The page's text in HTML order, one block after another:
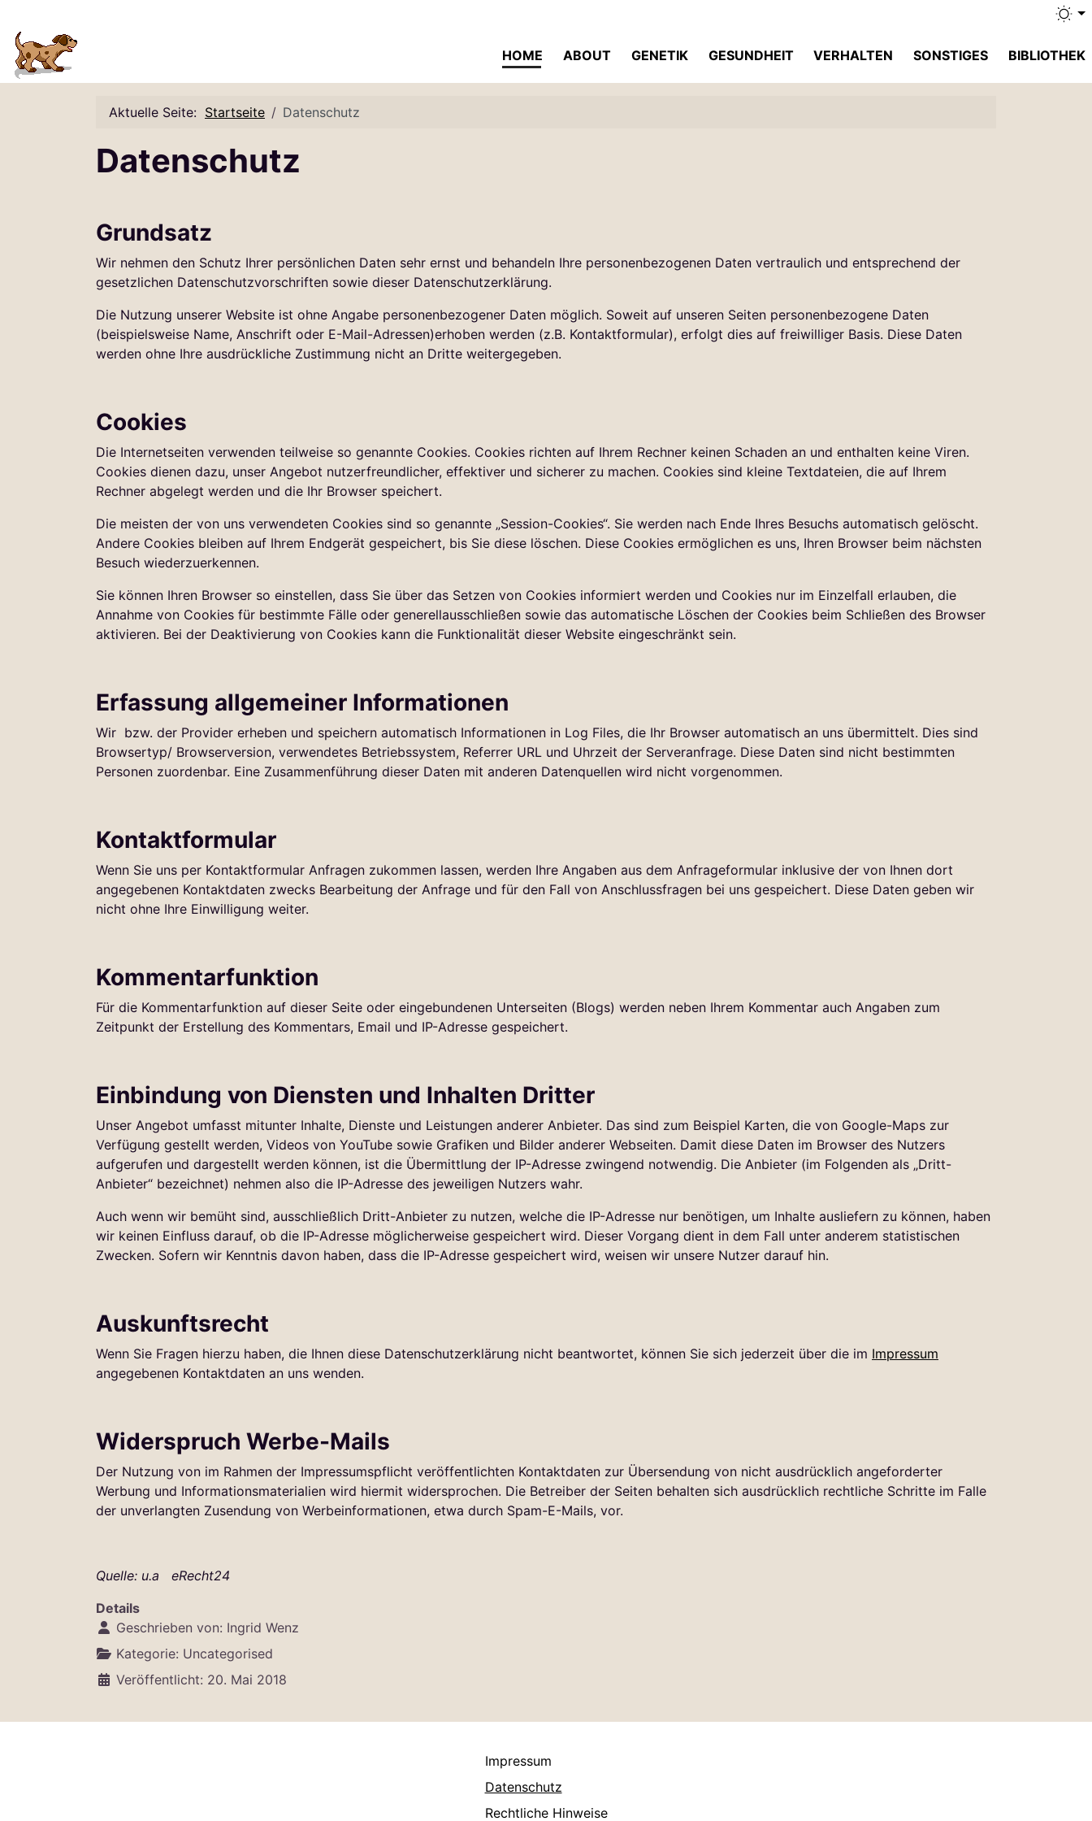
HOME ABOUT GENETIK GESUNDHEIT VERHALTEN SONSTIGES BIBLIOTHEK
Aktuelle Seite: Startseite Datenschutz
Datenschutz
Grundsatz
Wir nehmen den Schutz Ihrer persönlichen Daten sehr ernst und behandeln Ihre personenbezogenen Daten vertraulich und entsprechend der
gesetzlichen Datenschutzvorschriften sowie dieser Datenschutzerklärung.
Die Nutzung unserer Website ist ohne Angabe personenbezogener Daten möglich. Soweit auf unseren Seiten personenbezogene Daten
(beispielsweise Name, Anschrift oder E-Mail-Adressen)erhoben werden (z.B. Kontaktformular), erfolgt dies auf freiwilliger Basis. Diese Daten
werden ohne Ihre ausdrückliche Zustimmung nicht an Dritte weitergegeben.
Cookies
Die Internetseiten verwenden teilweise so genannte Cookies. Cookies richten auf Ihrem Rechner keinen Schaden an und enthalten keine Viren.
Cookies dienen dazu, unser Angebot nutzerfreundlicher, effektiver und sicherer zu machen. Cookies sind kleine Textdateien, die auf Ihrem
Rechner abgelegt werden und die Ihr Browser speichert.
Die meisten der von uns verwendeten Cookies sind so genannte „Session-Cookies“. Sie werden nach Ende Ihres Besuchs automatisch gelöscht.
Andere Cookies bleiben auf Ihrem Endgerät gespeichert, bis Sie diese löschen. Diese Cookies ermöglichen es uns, Ihren Browser beim nächsten
Besuch wiederzuerkennen.
Sie können Ihren Browser so einstellen, dass Sie über das Setzen von Cookies informiert werden und Cookies nur im Einzelfall erlauben, die
Annahme von Cookies für bestimmte Fälle oder generellausschließen sowie das automatische Löschen der Cookies beim Schließen des Browser
aktivieren. Bei der Deaktivierung von Cookies kann die Funktionalität dieser Website eingeschränkt sein.
Erfassung allgemeiner Informationen
Wir bzw. der Provider erheben und speichern automatisch Informationen in Log Files, die Ihr Browser automatisch an uns übermittelt. Dies sind
Browsertyp/ Browserversion, verwendetes Betriebssystem, Referrer URL und Uhrzeit der Serveranfrage. Diese Daten sind nicht bestimmten
Personen zuordenbar. Eine Zusammenführung dieser Daten mit anderen Datenquellen wird nicht vorgenommen.
Kontaktformular
Wenn Sie uns per Kontaktformular Anfragen zukommen lassen, werden Ihre Angaben aus dem Anfrageformular inklusive der von Ihnen dort
angegebenen Kontaktdaten zwecks Bearbeitung der Anfrage und für den Fall von Anschlussfragen bei uns gespeichert. Diese Daten geben wir
nicht ohne Ihre Einwilligung weiter.
Kommentarfunktion
Für die Kommentarfunktion auf dieser Seite oder eingebundenen Unterseiten (Blogs) werden neben Ihrem Kommentar auch Angaben zum
Zeitpunkt der Erstellung des Kommentars, Email und IP-Adresse gespeichert.
Einbindung von Diensten und Inhalten Dritter
Unser Angebot umfasst mitunter Inhalte, Dienste und Leistungen anderer Anbieter. Das sind zum Beispiel Karten, die von Google-Maps zur
Verfügung gestellt werden, Videos von YouTube sowie Grafiken und Bilder anderer Webseiten. Damit diese Daten im Browser des Nutzers
aufgerufen und dargestellt werden können, ist die Übermittlung der IP-Adresse zwingend notwendig. Die Anbieter (im Folgenden als „Dritt-
Anbieter“ bezeichnet) nehmen also die IP-Adresse des jeweiligen Nutzers wahr.
Auch wenn wir bemüht sind, ausschließlich Dritt-Anbieter zu nutzen, welche die IP-Adresse nur benötigen, um Inhalte ausliefern zu können, haben
wir keinen Einfluss darauf, ob die IP-Adresse möglicherweise gespeichert wird. Dieser Vorgang dient in dem Fall unter anderem statistischen
Zwecken. Sofern wir Kenntnis davon haben, dass die IP-Adresse gespeichert wird, weisen wir unsere Nutzer darauf hin.
Auskunftsrecht
Wenn Sie Fragen hierzu haben, die Ihnen diese Datenschutzerklärung nicht beantwortet, können Sie sich jederzeit über die im Impressum
angegebenen Kontaktdaten an uns wenden.
Widerspruch Werbe-Mails
Der Nutzung von im Rahmen der Impressumspflicht veröffentlichten Kontaktdaten zur Übersendung von nicht ausdrücklich angeforderter
Werbung und Informationsmaterialien wird hiermit widersprochen. Die Betreiber der Seiten behalten sich ausdrücklich rechtliche Schritte im Falle
der unverlangten Zusendung von Werbeinformationen, etwa durch Spam-E-Mails, vor.
Quelle: u.a eRecht24
Details
Geschrieben von: Ingrid Wenz
Kategorie: Uncategorised
Veröffentlicht: 20. Mai 2018
Impressum
Datenschutz
Rechtliche Hinweise